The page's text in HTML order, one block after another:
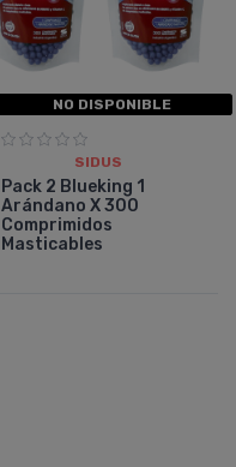
NO DISPONIBLE
SIDUS
Pack 2 Blueking 1
Arándano X 300
Comprimidos
Masticables